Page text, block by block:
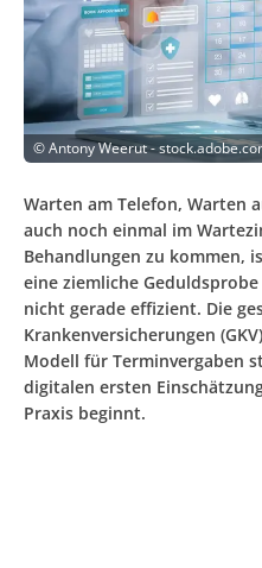
©Antony Weerut -
Warten am Telefon, Warten
auch noch einmal im
Behandlungen zu kommen,
eine ziemliche
nicht gerade effizient. Die
Krankenversicherungen
Modell für Terminvergaben
digitalen ersten
Praxis beginnt.